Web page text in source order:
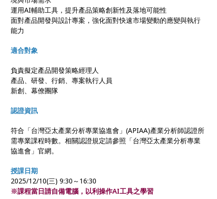
運用AI輔助工具，提升產品策略創新性及落地可能性
面對產品開發與設計專案，強化面對快速市場變動的應變與執行
能力
適合對象
負責擬定產品開發策略經理人
產品、研發、行銷、專案執行人員
新創、幕僚團隊
認證資訊
符合「台灣亞太產業分析專業協進會」(APIAA)產業分析師認證所
需專業課程時數。相關認證規定請參照「台灣亞太產業分析專業
協進會」官網。
授課日期
2025/12/10(三) 9:30～16:30
※課程當日請自備電腦，以利操作AI工具之學習